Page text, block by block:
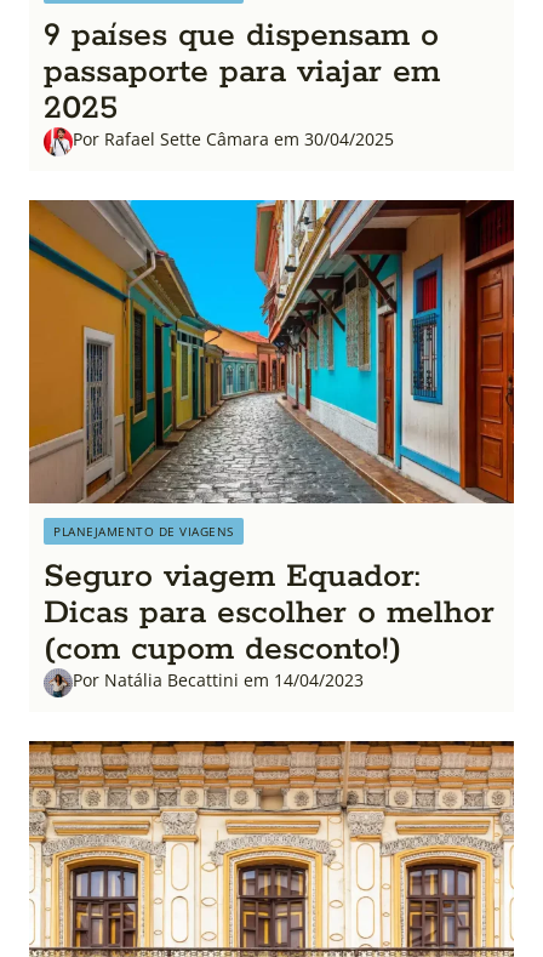
9 países que dispensam o
passaporte para viajar em
2025
Por Rafael Sette Câmara em 30/04/2025
PLANEJAMENTO DE VIAGENS
Seguro viagem Equador:
Dicas para escolher o melhor
(com cupom desconto!)
Por Natália Becattini em 14/04/2023